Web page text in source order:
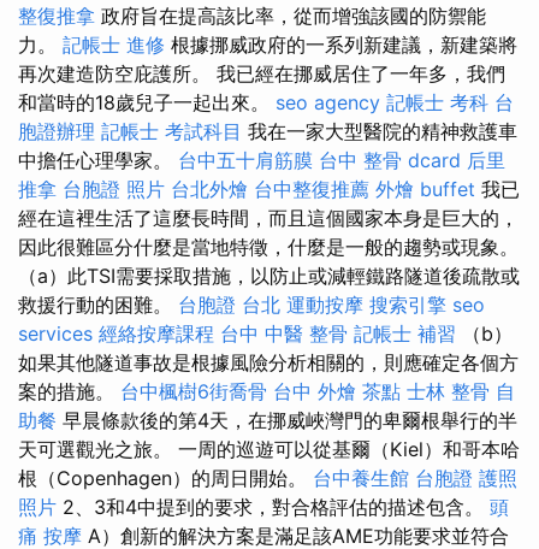
整復推拿 政府旨在提高該比率，從而增強該國的防禦能
力。 記帳士 進修 根據挪威政府的一系列新建議，新建築將
再次建造防空庇護所。 我已經在挪威居住了一年多，我們
和當時的18歲兒子一起出來。 seo agency 記帳士 考科 台
胞證辦理 記帳士 考試科目 我在一家大型醫院的精神救護車
中擔任心理學家。 台中五十肩筋膜 台中 整骨 dcard 后里
推拿 台胞證 照片 台北外燴 台中整復推薦 外燴 buffet 我已
經在這裡生活了這麼長時間，而且這個國家本身是巨大的，
因此很難區分什麼是當地特徵，什麼是一般的趨勢或現象。
（a）此TSI需要採取措施，以防止或減輕鐵路隧道後疏散或
救援行動的困難。 台胞證 台北 運動按摩 搜索引擎 seo
services 經絡按摩課程 台中 中醫 整骨 記帳士 補習 （b）
如果其他隧道事故是根據風險分析相關的，則應確定各個方
案的措施。 台中楓樹6街喬骨 台中 外燴 茶點 士林 整骨 自
助餐 早晨條款後的第4天，在挪威峽灣門的卑爾根舉行的半
天可選觀光之旅。 一周的巡遊可以從基爾（Kiel）和哥本哈
根（Copenhagen）的周日開始。 台中養生館 台胞證 護照
照片 2、3和4中提到的要求，對合格評估的描述包含。 頭
痛 按摩 A）創新的解決方案是滿足該AME功能要求並符合